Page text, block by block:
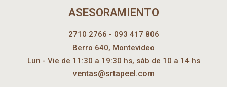
ASESORAMIENTO
2710 2766 - 093 417 806
Berro 640, Montevideo
Lun - Vie de 11:30 a 19:30 hs, sáb de 10 a 14 hs
ventas@srtapeel.com